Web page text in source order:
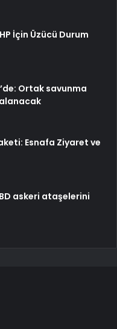
İçin Üzücü Durum
Ortak savunma
Esnafa Ziyaret ve
askeri ataşelerini